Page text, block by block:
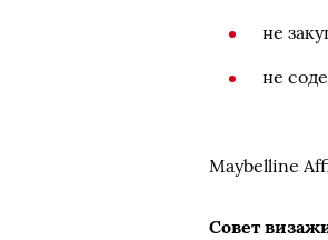
не
не
Maybelline
Совет